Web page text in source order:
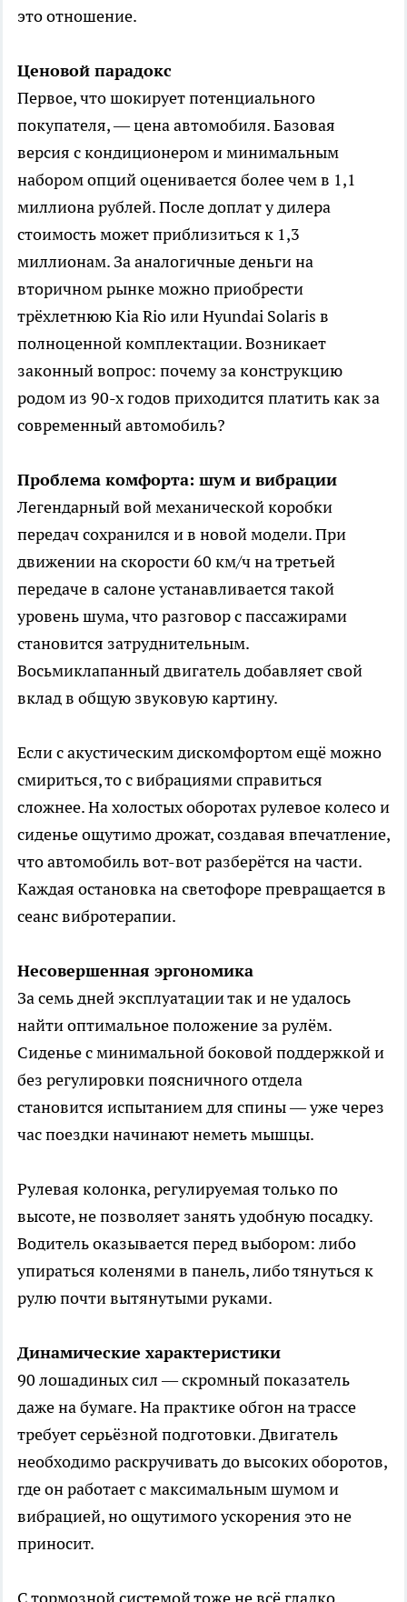
это отношение.
Ценовой парадокс
Первое, что шокирует потенциального
покупателя, — цена автомобиля. Базовая
версия с кондиционером и минимальным
набором опций оценивается более чем в 1,1
миллиона рублей. После доплат у дилера
стоимость может приблизиться к 1,3
миллионам. За аналогичные деньги на
вторичном рынке можно приобрести
трёхлетнюю Kia Rio или Hyundai Solaris в
полноценной комплектации. Возникает
законный вопрос: почему за конструкцию
родом из 90-х годов приходится платить как за
современный автомобиль?
Проблема комфорта: шум и вибрации
Легендарный вой механической коробки
передач сохранился и в новой модели. При
движении на скорости 60 км/ч на третьей
передаче в салоне устанавливается такой
уровень шума, что разговор с пассажирами
становится затруднительным.
Восьмиклапанный двигатель добавляет свой
вклад в общую звуковую картину.
Если с акустическим дискомфортом ещё можно
смириться, то с вибрациями справиться
сложнее. На холостых оборотах рулевое колесо и
сиденье ощутимо дрожат, создавая впечатление,
что автомобиль вот-вот разберётся на части.
Каждая остановка на светофоре превращается в
сеанс вибротерапии.
Несовершенная эргономика
За семь дней эксплуатации так и не удалось
найти оптимальное положение за рулём.
Сиденье с минимальной боковой поддержкой и
без регулировки поясничного отдела
становится испытанием для спины — уже через
час поездки начинают неметь мышцы.
Рулевая колонка, регулируемая только по
высоте, не позволяет занять удобную посадку.
Водитель оказывается перед выбором: либо
упираться коленями в панель, либо тянуться к
рулю почти вытянутыми руками.
Динамические характеристики
90 лошадиных сил — скромный показатель
даже на бумаге. На практике обгон на трассе
требует серьёзной подготовки. Двигатель
необходимо раскручивать до высоких оборотов,
где он работает с максимальным шумом и
вибрацией, но ощутимого ускорения это не
приносит.
С тормозной системой тоже не всё гладко.